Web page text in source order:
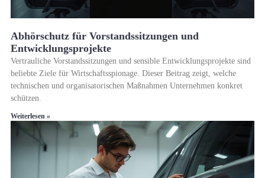
Abhörschutz für Vorstandssitzungen und
Entwicklungsprojekte
Vertrauliche Vorstandssitzungen und sensible Entwicklungsprojekte sind
beliebte Ziele für Wirtschaftsspionage. Dieser Beitrag zeigt, welche
technischen und organisatorischen Maßnahmen Unternehmen konkret
schützen.
Weiterlesen »